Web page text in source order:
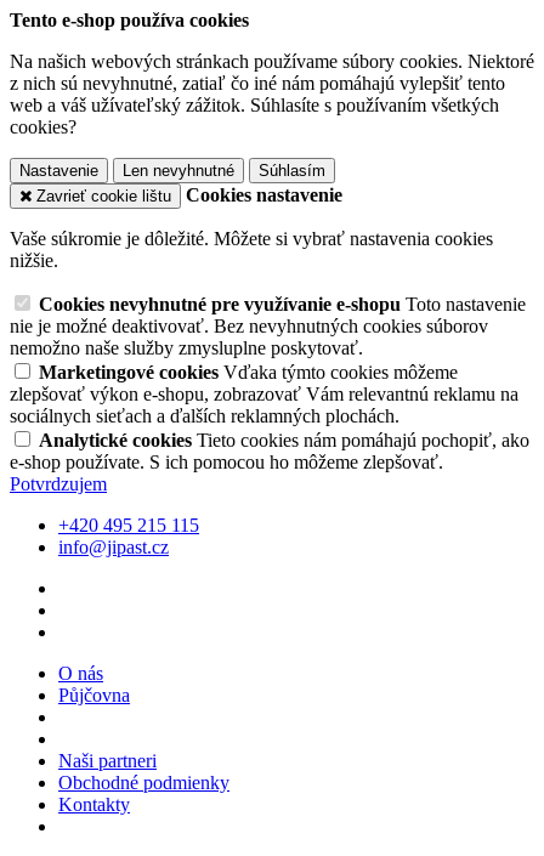
Tento e-shop používa cookies
Na našich webových stránkach používame súbory cookies. Niektoré
z nich sú nevyhnutné, zatiaľ čo iné nám pomáhajú vylepšiť tento
web a váš užívateľský zážitok. Súhlasíte s používaním všetkých
cookies?
Nastavenie Len nevyhnutné
Súhlasím
Zavrieť cookie lištu
Cookies nastavenie
Vaše súkromie je dôležité. Môžete si vybrať nastavenia cookies
nižšie.
Cookies nevyhnutné pre využívanie e-shopu Toto nastavenie
nie je možné deaktivovať. Bez nevyhnutných cookies súborov
nemožno naše služby zmysluplne poskytovať.
Marketingové cookies Vďaka týmto cookies môžeme
zlepšovať výkon e-shopu, zobrazovať Vám relevantnú reklamu na
sociálnych sieťach a ďalších reklamných plochách.
Analytické cookies Tieto cookies nám pomáhajú pochopiť, ako
e-shop používate. S ich pomocou ho môžeme zlepšovať.
Potvrdzujem
+420 495 215 115
info@jipast.cz
O nás
Půjčovna
Naši partneri
Obchodné podmienky
Kontakty